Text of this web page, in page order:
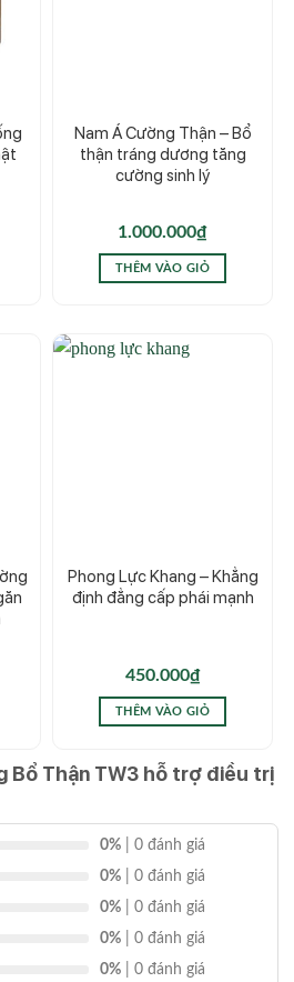
Nam Á Cường Thận – Bổ
thận tráng dương tăng
cường sinh lý
1.000.000₫
THÊM VÀO GIỎ
Phong Lực Khang – Khẳng
định đẳng cấp phái mạnh
450.000₫
THÊM VÀO GIỎ
Bổ Thận TW3 hỗ trợ điều trị
0%| 0 đánh giá
0%| 0 đánh giá
0%| 0 đánh giá
0%| 0 đánh giá
0%| 0 đánh giá